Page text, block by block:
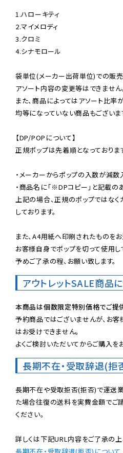
1.ハローキティ
2.マイメロディ
3.クロミ
4.シナモロール
袋単位(メーカー出荷単位)での販
アソート内容の変更等はできません
また、商品によってはアソート比率
均等になっていない商品もございま
【DP/POPについて】
正規ポップは先着順となっておりま
・メーカーからポップの入数が減
・商品名に「※DPコピー」と記載の
上記の場合、正規のポップではなく
しております。
また、A4用紙へ印刷されたものをお
お客様自身でポップを切って使用し
予めご了承の程、お願い致します。
アウトレットSALE商品
本商品は個数限定特別価格でご提供
予約商品ではございませんが、お
はお受けできません。
よくご検討いただいてからご購入を
長期不在・受取辞退(拒
長期不在や受取拒否(拒否)で運送
た場合往復の送料を実費金額でご
ください。